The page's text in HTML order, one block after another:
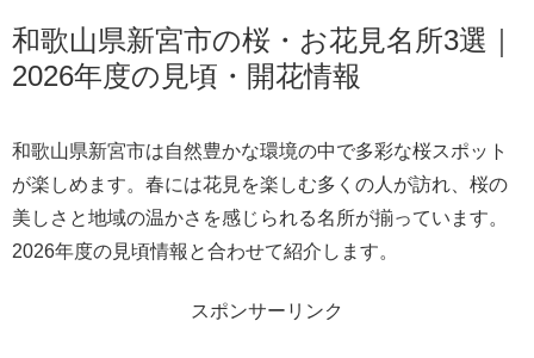
和歌山県新宮市の桜・お花見名所3選｜
2026年度の見頃・開花情報
和歌山県新宮市は自然豊かな環境の中で多彩な桜スポット
が楽しめます。春には花見を楽しむ多くの人が訪れ、桜の
美しさと地域の温かさを感じられる名所が揃っています。
2026年度の見頃情報と合わせて紹介します。
スポンサーリンク